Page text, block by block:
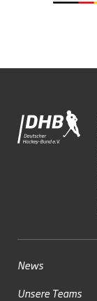
News
Unsere Teams